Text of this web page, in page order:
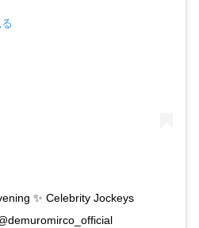
✨ Celebrity Jockeys